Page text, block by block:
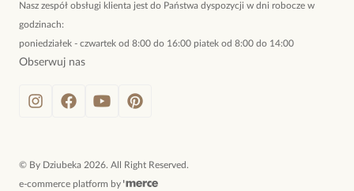
Nasz zespół obsługi klienta jest do Państwa dyspozycji w dni robocze w
godzinach:
poniedziałek - czwartek od 8:00 do 16:00 piatek od 8:00 do 14:00
Obserwuj nas
© By Dziubeka 2026. All Right Reserved.
e-commerce platform by